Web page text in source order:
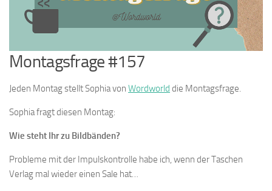
Montagsfrage #157
Jeden Montag stellt Sophia von Wordworld die Montagsfrage.
Sophia fragt diesen Montag:
Wie steht Ihr zu Bildbänden?
Probleme mit der Impulskontrolle habe ich, wenn der Taschen
Verlag mal wieder einen Sale hat…